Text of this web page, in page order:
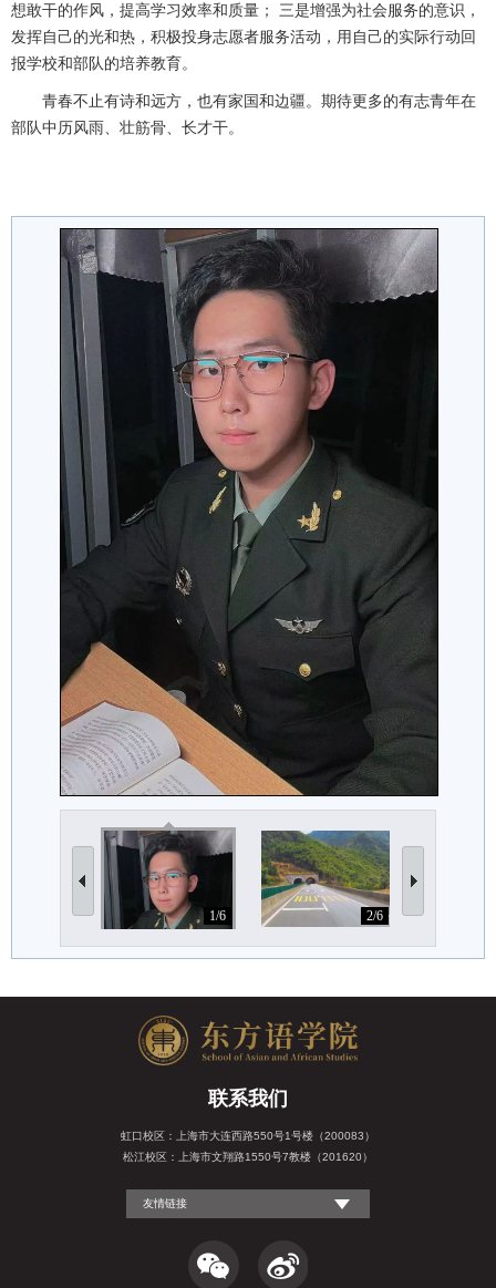
想敢干的作风，提高学习效率和质量； 三是增强为社会服务的意识，
发挥自己的光和热，积极投身志愿者服务活动，用自己的实际行动回
报学校和部队的培养教育。
青春不止有诗和远方，也有家国和边疆。期待更多的有志青年在
部队中历风雨、壮筋骨、长才干。
1/6 2/6
联系我们
虹口校区：上海市大连西路550号1号楼（200083）
松江校区：上海市文翔路1550号7教楼（201620）
友情链接